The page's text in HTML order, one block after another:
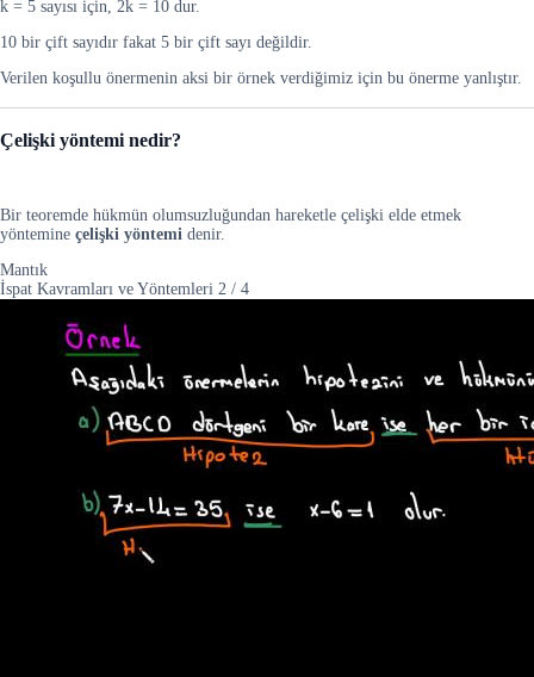
k = 5 sayısı için, 2k = 10 dur.
10 bir çift sayıdır fakat 5 bir çift sayı değildir.
Verilen koşullu önermenin aksi bir örnek verdiğimiz için bu önerme yanlıştır.
Çelişki yöntemi nedir?
Bir teoremde hükmün olumsuzluğundan hareketle çelişki elde etmek
yöntemine çelişki yöntemi denir.
Mantık
İspat Kavramları ve Yöntemleri 2 / 4